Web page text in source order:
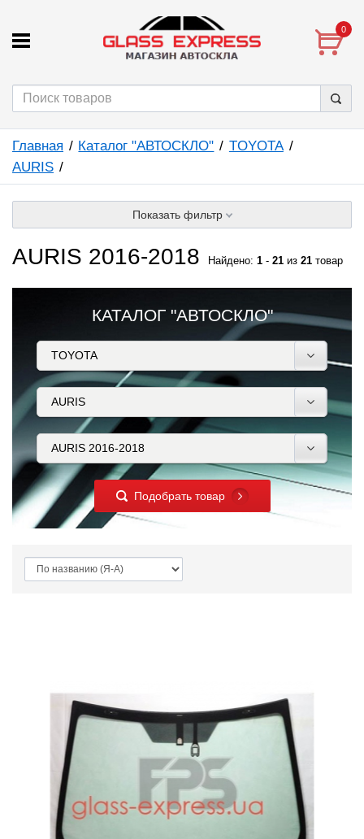
0
Главная Каталог "АВТОСКЛО"
TOYOTA
AURIS
Показать фильтр
AURIS 2016-2018 Найдено: 1 - 21 из 21 товар
КАТАЛОГ "АВТОСКЛО"
Подобрать товар